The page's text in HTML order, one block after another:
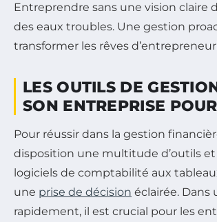
Entreprendre sans une vision claire
des eaux troubles. Une gestion
transformer les rêves
LES OUTILS DE
SON ENTREPRISE
Pour réussir dans la gestion
disposition une multitude d’outils et
logiciels de comptabilité aux
une prise de décision éclairée.
rapidement, il est crucial pour les